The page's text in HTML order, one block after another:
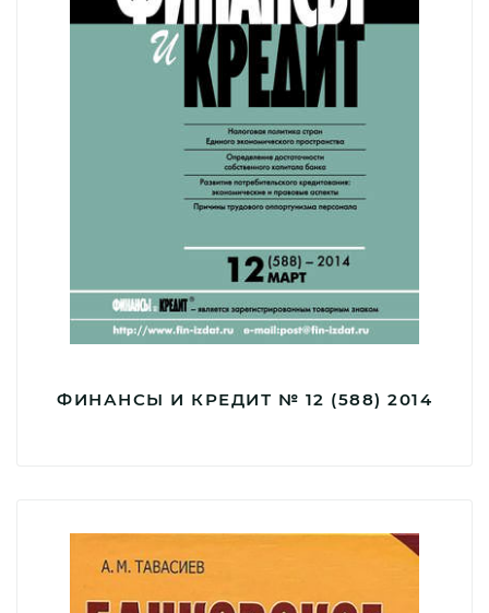
ФИНАНСЫ И КРЕДИТ № 12 (588) 2014